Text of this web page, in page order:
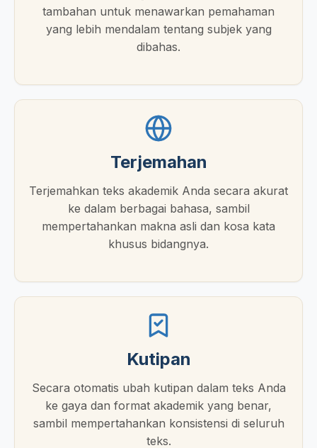
tambahan untuk menawarkan pemahaman
yang lebih mendalam tentang subjek yang
dibahas.
Terjemahan
Terjemahkan teks akademik Anda secara akurat
ke dalam berbagai bahasa, sambil
mempertahankan makna asli dan kosa kata
khusus bidangnya.
Kutipan
Secara otomatis ubah kutipan dalam teks Anda
ke gaya dan format akademik yang benar,
sambil mempertahankan konsistensi di seluruh
teks.